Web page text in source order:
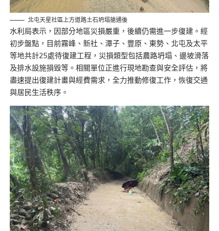
北屯天星社區上方道路土石坍塌搶通後
水利局表示，因部分地區災損嚴重，後續仍需進一步復建。經
初步盤點，目前霧峰、新社、潭子、豐原、東勢、北屯及太平
等地共計25處待復建工程，災損類型包括農路坍塌、邊坡滑落
及排水設施損毀等。相關單位正進行現地勘查與安全評估，將
盡速提出復建計畫與經費需求，全力推動修復工作，恢復交通
與居民生活秩序。